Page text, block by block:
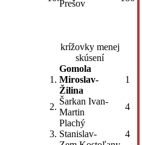
Prešov
krížovky menej
skúsení
1.
Gomola
Miroslav-
Žilina
1
2.
Šarkan Ivan-
Martin
4
3.
Plachý
Stanislav-
4